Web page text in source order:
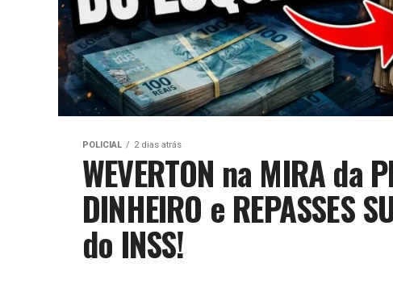
POLICIAL 2 dias atrás
WEVERTON na MIRA da
DINHEIRO e REPASSES
do INSS!